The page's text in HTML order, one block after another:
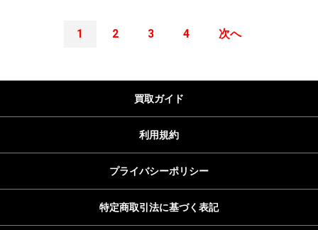
1 2 3 4 次へ
買取ガイド
利用規約
プライバシーポリシー
特定商取引法に基づく表記